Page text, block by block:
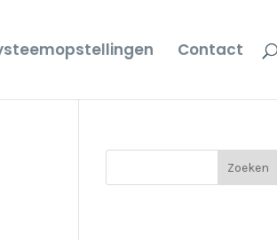
Contact
Zoeken